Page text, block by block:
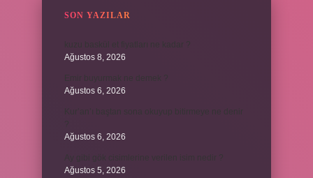
SON YAZILAR
Ağustos 8, 2026
Ağustos 6, 2026
Ağustos 6, 2026
Ağustos 5, 2026